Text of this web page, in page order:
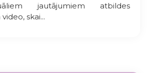
jautājumiem atbildes
skai...